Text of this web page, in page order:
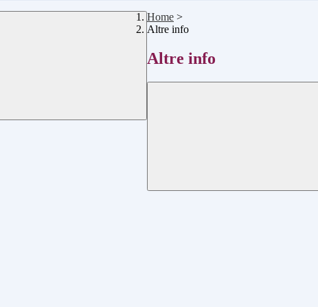
Home >
Altre info
Altre info